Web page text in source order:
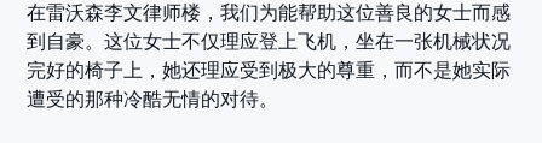
在雷沃森李文律师楼，我们为能帮助这位善良的女士而感
到自豪。这位女士不仅理应登上飞机，坐在一张机械状况
完好的椅子上，她还理应受到极大的尊重，而不是她实际
遭受的那种冷酷无情的对待。